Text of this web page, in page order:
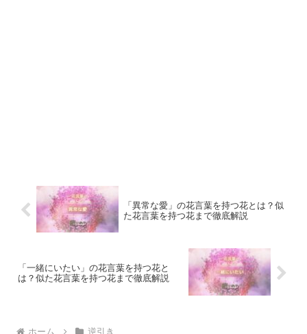
「異常な愛」の花言葉を持つ花とは？似
た花言葉を持つ花まで徹底解説
「一緒にいたい」の花言葉を持つ花と
は？似た花言葉を持つ花まで徹底解説
ホーム 逆引き